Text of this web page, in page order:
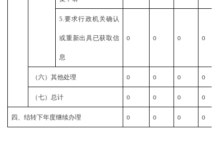
5.要求行政机关确认
或重新出具已获取信
息
0 0 0 0
（六）其他处理 0 0 0 0
（七）总计 0 0 0 0
四、结转下年度继续办理 0 0 0 0